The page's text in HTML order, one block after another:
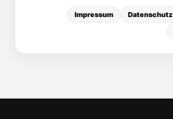
Impressum Datenschutz